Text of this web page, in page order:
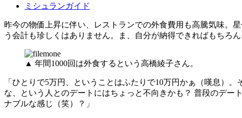
ミシュランガイド
昨今の物価上昇に伴い、レストランでの外食費用も高騰気味。
う会計も珍しくはありません。ま、自分が納得できればもちろ
▲ 年間1000回は外食するという高橋綾子さん。
「ひとりで5万円、ということはふたりで10万円かぁ（嘆息）
な、という人とのデートにはちょっと不向きかも？ 普段のデ
ナブルな感じ（笑）？」